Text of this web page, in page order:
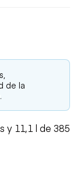
de la
y 11,1 l de 385